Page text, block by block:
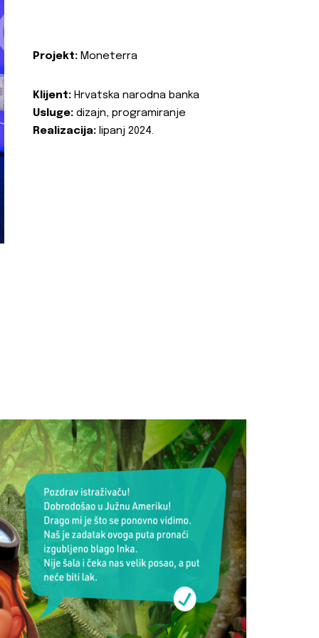
Projekt: Moneterra
Klijent: Hrvatska narodna banka
Usluge: dizajn, programiranje
Realizacija: lipanj 2024.